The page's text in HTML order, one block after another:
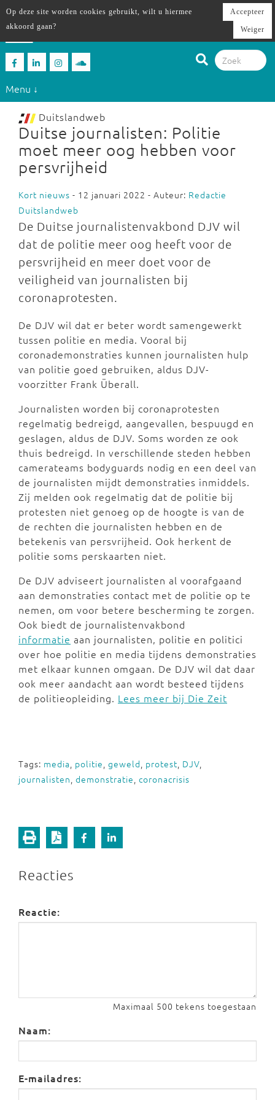
Menu ↓
Duitslandweb
Duitse journalisten: Politie
moet meer oog hebben voor
persvrijheid
Kort nieuws - 12 januari 2022 - Auteur: Redactie
Duitslandweb
De Duitse journalistenvakbond DJV wil
dat de politie meer oog heeft voor de
persvrijheid en meer doet voor de
veiligheid van journalisten bij
coronaprotesten.
De DJV wil dat er beter wordt samengewerkt
tussen politie en media. Vooral bij
coronademonstraties kunnen journalisten hulp
van politie goed gebruiken, aldus DJV-
voorzitter Frank Überall.
Journalisten worden bij coronaprotesten
regelmatig bedreigd, aangevallen, bespuugd en
geslagen, aldus de DJV. Soms worden ze ook
thuis bedreigd. In verschillende steden hebben
camerateams bodyguards nodig en een deel van
de journalisten mijdt demonstraties inmiddels.
Zij melden ook regelmatig dat de politie bij
protesten niet genoeg op de hoogte is van de
de rechten die journalisten hebben en de
betekenis van persvrijheid. Ook herkent de
politie soms perskaarten niet.
De DJV adviseert journalisten al voorafgaand
aan demonstraties contact met de politie op te
nemen, om voor betere bescherming te zorgen.
Ook biedt de journalistenvakbond
informatie aan journalisten, politie en politici
over hoe politie en media tijdens demonstraties
met elkaar kunnen omgaan. De DJV wil dat daar
ook meer aandacht aan wordt besteed tijdens
de politieopleiding. Lees meer bij Die Zeit
Tags: media, politie, geweld, protest, DJV,
journalisten, demonstratie, coronacrisis
Reacties
Reactie:
Maximaal 500 tekens toegestaan
Naam:
E-mailadres:
Op deze site worden cookies gebruikt, wilt u hiermee
akkoord gaan?
Accepteer
Weiger